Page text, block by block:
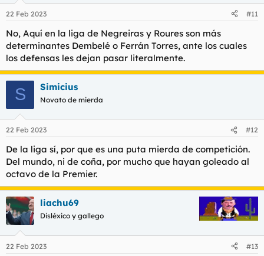
e
:
22 Feb 2023 #11
No, Aquí en la liga de Negreiras y Roures son más
determinantes Dembelé o Ferrán Torres, ante los cuales
los defensas les dejan pasar literalmente.
S Simicius
Novato de mierda
22 Feb 2023 #12
De la liga sí, por que es una puta mierda de competición.
Del mundo, ni de coña, por mucho que hayan goleado al
octavo de la Premier.
liachu69
Disléxico y gallego
22 Feb 2023 #13